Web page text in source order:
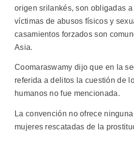
origen srilankés, son obligadas
víctimas de abusos físicos y
casamientos forzados son
Asia.
Coomaraswamy dijo que en la
referida a delitos la cuestión de
humanos no fue mencionada.
La convención no ofrece
mujeres rescatadas de la